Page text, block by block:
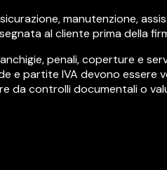
manutenzione,
al cliente prima della
penali, coperture e
e partite IVA devono essere
da controlli documentali o